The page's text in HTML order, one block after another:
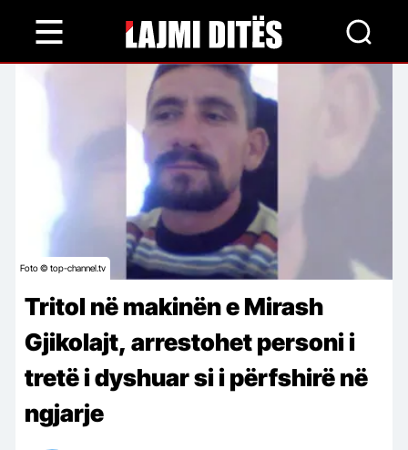
content
Foto © top-channel.tv
Tritol në makinën e Mirash
Gjikolajt, arrestohet personi i
tretë i dyshuar si i përfshirë në
ngjarje